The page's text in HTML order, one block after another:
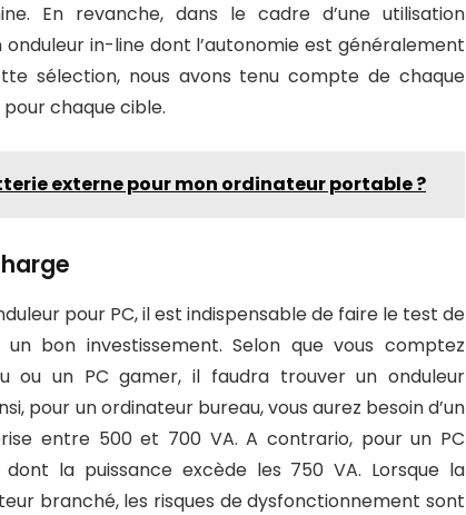
En revanche, dans le cadre d’une utilisation
in-line dont l’autonomie est généralement
sélection, nous avons tenu compte de chaque
chaque cible.
externe pour mon ordinateur portable ?
pour PC, il est indispensable de faire le test de
bon investissement. Selon que vous comptez
ou un PC gamer, il faudra trouver un onduleur
pour un ordinateur bureau, vous aurez besoin d’un
entre 500 et 700 VA. A contrario, pour un PC
la puissance excède les 750 VA. Lorsque la
branché, les risques de dysfonctionnement sont